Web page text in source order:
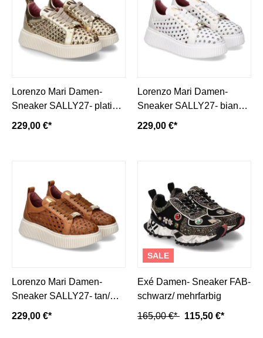
Lorenzo Mari Damen-
Sneaker SALLY27- platino
laminato/ gold
229,00 €*
Lorenzo Mari Damen-
Sneaker SALLY27- bianco/
weiß
229,00 €*
Lorenzo Mari Damen-
Sneaker SALLY27- tan/
mittelbraun
229,00 €*
SALE
Exé Damen- Sneaker FAB-
schwarz/ mehrfarbig
165,00 €* 115,50 €*